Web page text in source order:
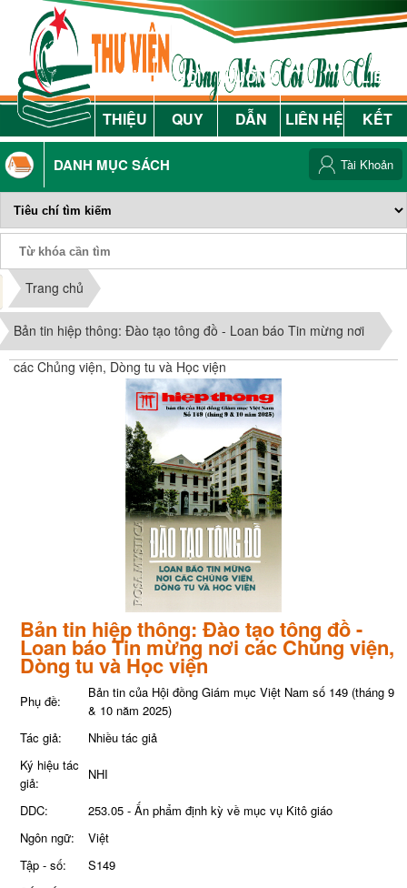
GIỚI
THIỆU
NỘI
QUY
HƯỚNG
DẪN
LIÊN HỆ
LIÊN
KẾT
DANH MỤC SÁCH Tài Khoản
Trang chủ
Bản tin hiệp thông: Đào tạo tông đồ - Loan báo Tin mừng nơi
các Chủng viện, Dòng tu và Học viện
Bản tin hiệp thông: Đào tạo tông đồ -
Loan báo Tin mừng nơi các Chủng viện,
Dòng tu và Học viện
Phụ đề:
Bản tin của Hội đồng Giám mục Việt Nam số 149 (tháng 9
& 10 năm 2025)
Tác giả:
Nhiều tác giả
Ký hiệu tác
giả:
NHI
DDC:
253.05 - Ấn phẩm định kỳ về mục vụ Kitô giáo
Ngôn ngữ:
Việt
Tập - số:
S149